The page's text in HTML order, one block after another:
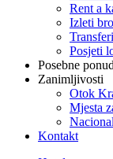
Rent a
Izleti
Posjeti
Posebne
Zanimljivosti
Otok
Mjesta
Kontakt